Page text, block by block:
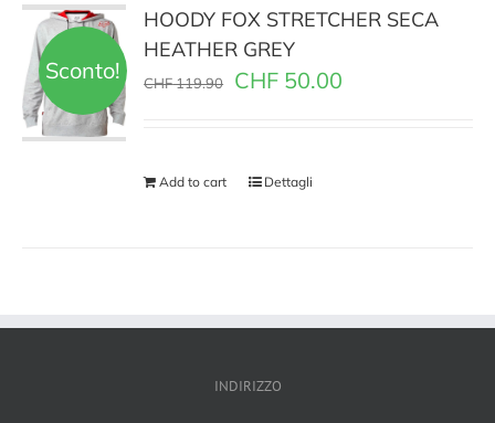
Sconto!
HOODY FOX STRETCHER SECA
HEATHER GREY
CHF119.90 CHF 50.00
Add to cart Dettagli
INDIRIZZO